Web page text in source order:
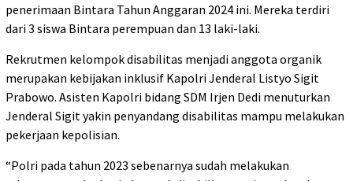
penerimaan Bintara Tahun Anggaran 2024 ini. Mereka terdiri
dari 3 siswa Bintara perempuan dan 13 laki-laki.
Rekrutmen kelompok disabilitas menjadi anggota organik
merupakan kebijakan inklusif Kapolri Jenderal Listyo Sigit
Prabowo. Asisten Kapolri bidang SDM Irjen Dedi menuturkan
Jenderal Sigit yakin penyandang disabilitas mampu melakukan
pekerjaan kepolisian.
“Polri pada tahun 2023 sebenarnya sudah melakukan